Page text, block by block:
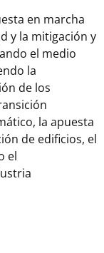
en marcha
y la mitigación y
el medio
la
de los
la apuesta
de edificios, el
el